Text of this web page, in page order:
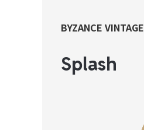
BYZANCE VINTAGE
Splash